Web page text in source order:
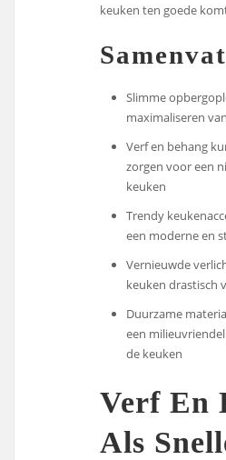
keuken ten goede
Slimme
maximaliseren
Verf en behang
zorgen voor een
keuken
Trendy
een moderne en
Vernieuwde
keuken drastisch
Duurzame
een
de keuken
Verf En
Als